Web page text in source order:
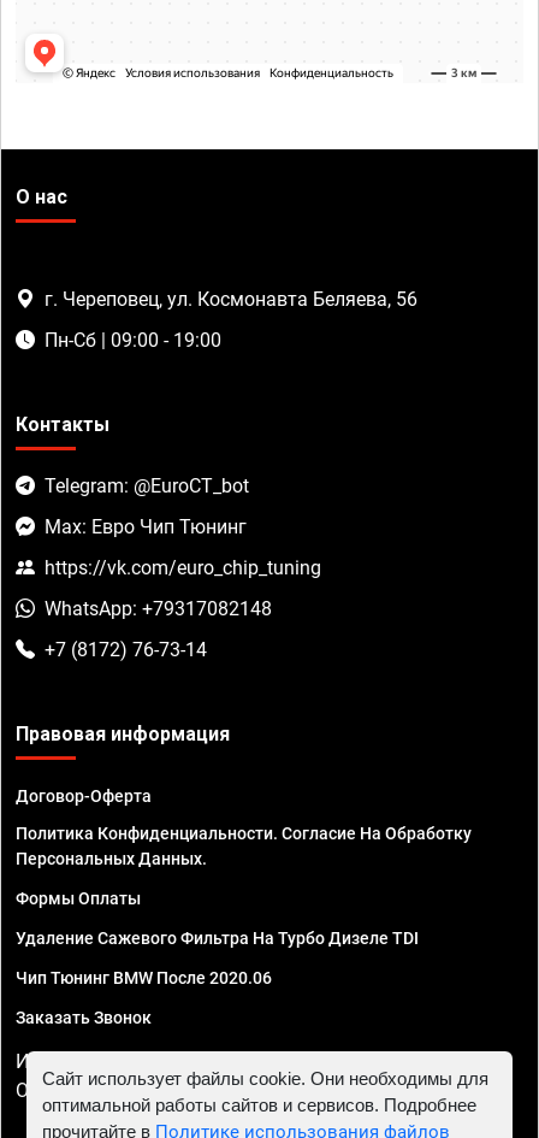
О нас
г. Череповец, ул. Космонавта Беляева, 56
Пн-Сб | 09:00 - 19:00
Контакты
Telegram: @EuroCT_bot
Max: Евро Чип Тюнинг
https://vk.com/euro_chip_tuning
WhatsApp: +79317082148
+7 (8172) 76-73-14
Правовая информация
Договор-Оферта
Политика Конфиденциальности. Согласие На Обработку
Персональных Данных.
Формы Оплаты
Удаление Сажевого Фильтра На Турбо Дизеле TDI
Чип Тюнинг BMW После 2020.06
Заказать Звонок
ИП Смирнов Георгий Павлович. ИНН 781302555843,
ОГРНИП 324470400032610
Сайт использует файлы cookie. Они необходимы для
оптимальной работы сайтов и сервисов. Подробнее
прочитайте в Политике использования файлов